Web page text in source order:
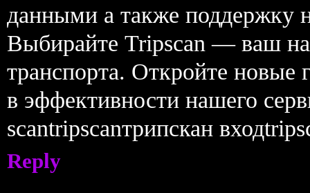
данными а также поддержку
Выбирайте Tripscan — ваш
транспорта. Откройте новые
в эффективности нашего
scantripscanтрипскан
Reply